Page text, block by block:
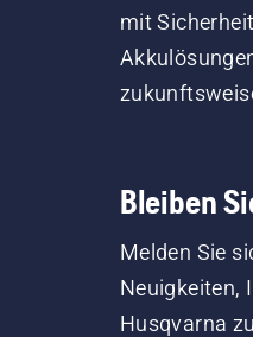
mit
Bleiben
Melden Sie
Neuigkeiten,
Husqvarna